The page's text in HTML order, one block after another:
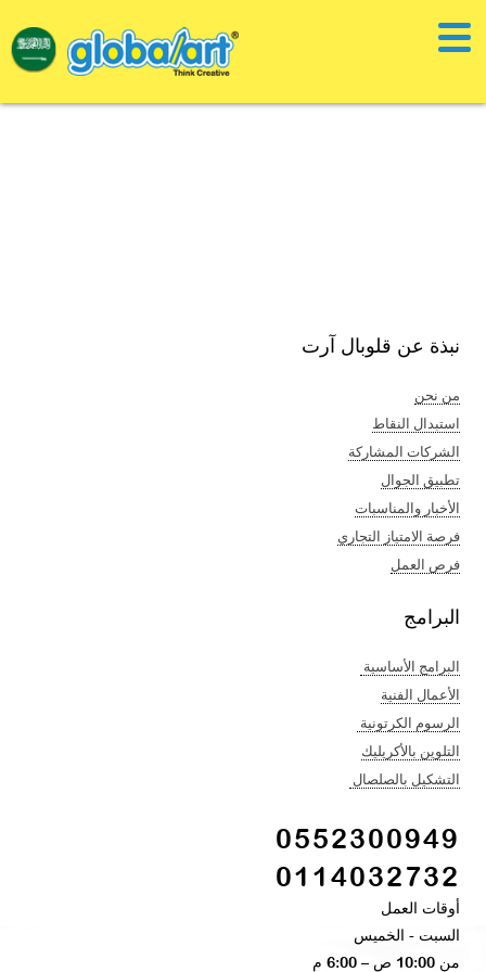
نبذة عن قلوبال آرت
من نحن
استبدال النقاط
الشركات المشاركة
تطبيق الجوال
الأخبار والمناسبات
فرصة الامتياز التجاري
فرص العمل
البرامج
البرامج الأساسية
الأعمال الفنية​
الرسوم الكرتونية ​
التلوين بالأكريليك​
التشكيل بالصلصال ​
0552300949
0114032732
أوقات العمل
السبت - الخميس​
من 10:00 ص – 6:00 م ​